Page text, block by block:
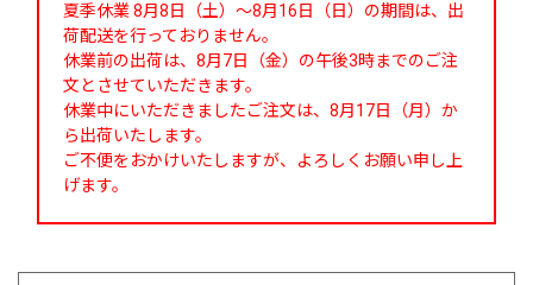
夏季休業 8月8日（土）～8月16日（日）の期間は、出
荷配送を行っておりません。
休業前の出荷は、8月7日（金）の午後3時までのご注
文とさせていただきます。
休業中にいただきましたご注文は、8月17日（月）か
ら出荷いたします。
ご不便をおかけいたしますが、よろしくお願い申し上
げます。